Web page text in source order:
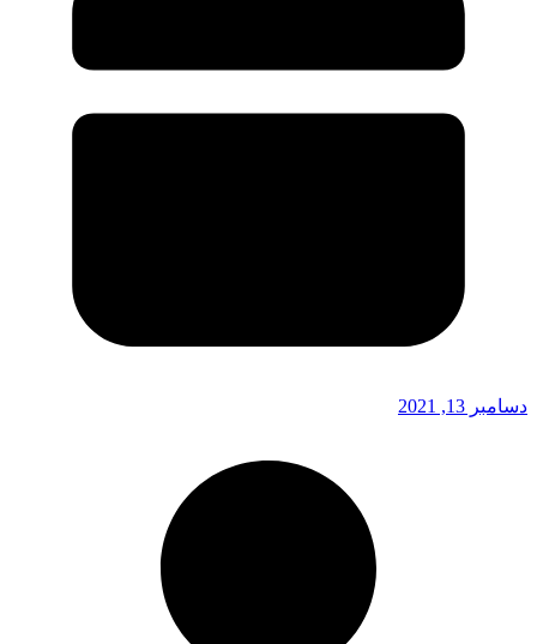
دسامبر 13, 2021